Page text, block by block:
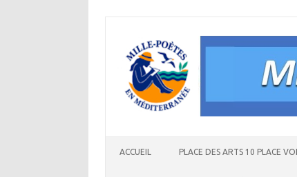
ACCUEIL PLACE DES ARTS 10 PLACE